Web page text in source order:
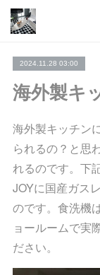
2024.11.28 03:00
海外製キ
海外製キッチン
られるの？と思
れるのです。下
JOYに国産ガス
のです。食洗機
ョールームで実
ださい。